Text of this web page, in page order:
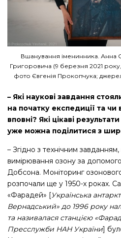
Вшанування іменинника. Анна
Григоровича (9 березня 2021 року,
фото Євгенія Прокопчука;
– Які наукові завдання
на початку експедиції та чи
вповні? Які цікаві
уже можна поділитися з
– Згідно з технічним
вимірювання озону за
Добсона. Моніторинг
розпочали ще у 1950-х роках.
«Фарадей» [Українська
Вернадський» до 1996 року
та називалася станцією
Пресслужби НАН України]